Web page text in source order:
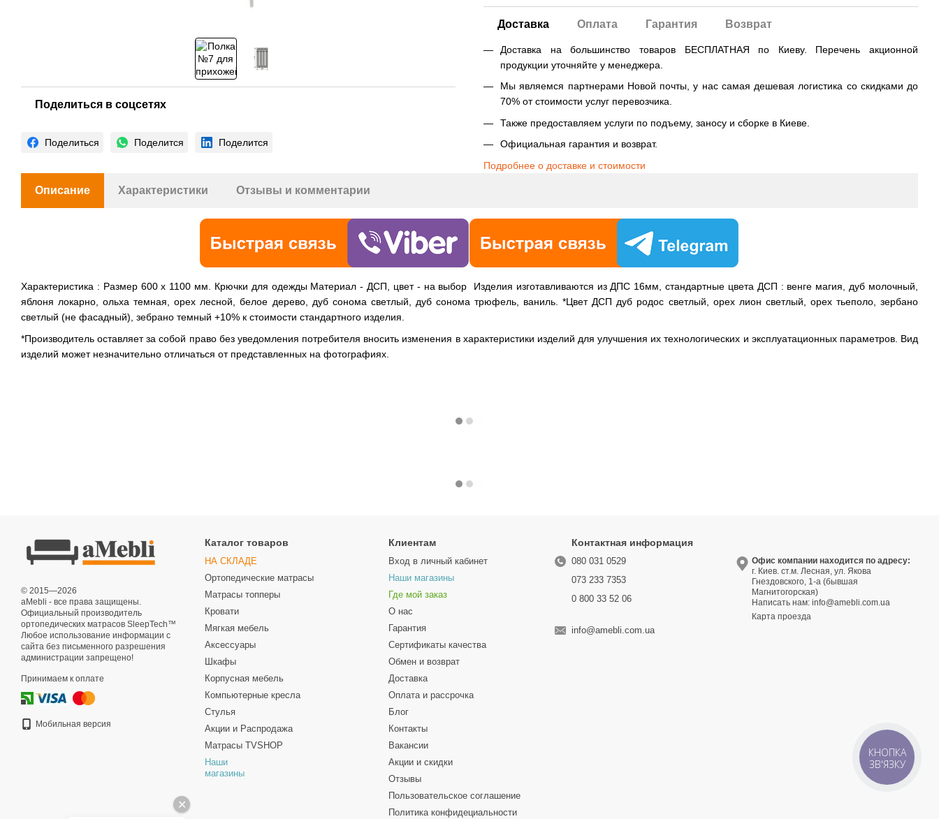
Поделиться в соцсетях
Поделиться Поделится Поделится
Доставка Оплата Гарантия Возврат
Доставка на большинство товаров БЕСПЛАТНАЯ по Киеву. Перечень акционной
продукции уточняйте у менеджера.
Мы являемся партнерами Новой почты, у нас самая дешевая логистика со скидками до
70% от стоимости услуг перевозчика.
Также предоставляем услуги по подъему, заносу и сборке в Киеве.
Официальная гарантия и возврат.
Подробнее о доставке и стоимости
Описание Характеристики Отзывы и комментарии
Характеристика : Размер 600 х 1100 мм. Крючки для одежды Материал - ДСП, цвет - на выбор ​ Изделия изготавливаются из ДПС 16мм, стандартные цвета ДСП : венге магия, дуб молочный,
яблоня локарно, ольха темная, орех лесной, белое дерево, дуб сонома светлый, дуб сонома трюфель, ваниль. *Цвет ДСП дуб родос светлый, орех лион светлый, орех тьеполо, зербано
светлый (не фасадный), зебрано темный +10% к стоимости стандартного изделия.
*Производитель оставляет за собой право без уведомления потребителя вносить изменения в характеристики изделий для улучшения их технологических и эксплуатационных параметров. Вид
изделий может незначительно отличаться от представленных на фотографиях.
© 2015—2026
aMebli - все права защищены.
Официальный производитель
ортопедических матрасов SleepTech™
Любое использование информации с
сайта без письменного разрешения
администрации запрещено!
Принимаем к оплате
Мобильная версия
Каталог товаров
НА СКЛАДЕ
Ортопедические матрасы
Матрасы топперы
Кровати
Мягкая мебель
Аксессуары
Шкафы
Корпусная мебель
Компьютерные кресла
Стулья
Акции и Распродажа
Матрасы TVSHOP
Наши
магазины
Клиентам
Вход в личный кабинет
Наши магазины
Где мой заказ
О нас
Гарантия
Сертификаты качества
Обмен и возврат
Доставка
Оплата и рассрочка
Блог
Контакты
Вакансии
Акции и скидки
Отзывы
Пользовательское соглашение
Политика конфидециальности
Контактная информация
080 031 0529
073 233 7353
0 800 33 52 06
info@amebli.com.ua
Офис компании находится по адресу:
г. Киев. ст.м. Лесная, ул. Якова
Гнездовского, 1-а (бывшая
Магнитогорская)
Написать нам:info@amebli.com.ua
Карта проезда
КНОПКА
ЗВ'ЯЗКУ